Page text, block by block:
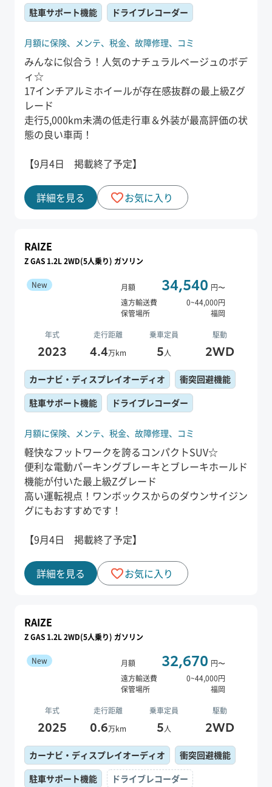
月額に保険、 メンテ、 税金、 故障修理、 コミ
みんなに似合う！人気のナチュラルベージュのボデ
ィ☆
17インチアルミホイールが存在感抜群の最上級Zグ
レード
走行5,000km未満の低走行車＆外装が最高評価の状
態の良い車両！
【9月4日 掲載終了予定】
駐車サポート機能
ドライブレコーダー
詳細を見る お気に入り
RAIZE
Z GAS 1.2L 2WD(5人乗り) ガソリン
New 月額 34,540 円〜
遠方輸送費
0~44,000円
保管場所
福岡
年式 走行距離 乗車定員 駆動
2023 4.4万km 5人 2WD
月額に保険、 メンテ、 税金、 故障修理、 コミ
軽快なフットワークを誇るコンパクトSUV☆
便利な電動パーキングブレーキとブレーキホールド
機能が付いた最上級Zグレード
高い運転視点！ワンボックスからのダウンサイジン
グにもおすすめです！
【9月4日 掲載終了予定】
カーナビ・ディスプレイオーディオ
衝突回避機能
駐車サポート機能
ドライブレコーダー
詳細を見る お気に入り
RAIZE
Z GAS 1.2L 2WD(5人乗り) ガソリン
New 月額 32,670 円〜
遠方輸送費
0~44,000円
保管場所
福岡
年式 走行距離 乗車定員 駆動
2025 0.6万km 5人 2WD
カーナビ・ディスプレイオーディオ
衝突回避機能
駐車サポート機能
ドライブレコーダー